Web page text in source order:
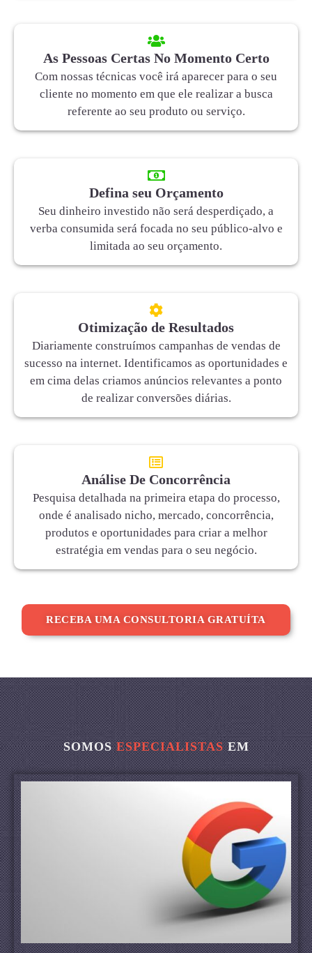
As Pessoas Certas No Momento Certo
Com nossas técnicas você irá aparecer para o seu
cliente no momento em que ele realizar a busca
referente ao seu produto ou serviço.
Defina seu Orçamento
Seu dinheiro investido não será desperdiçado, a
verba consumida será focada no seu público-alvo e
limitada ao seu orçamento.
Otimização de Resultados
Diariamente construímos campanhas de vendas de
sucesso na internet. Identificamos as oportunidades e
em cima delas criamos anúncios relevantes a ponto
de realizar conversões diárias.
Análise De Concorrência
Pesquisa detalhada na primeira etapa do processo,
onde é analisado nicho, mercado, concorrência,
produtos e oportunidades para criar a melhor
estratégia em vendas para o seu negócio.
RECEBA UMA CONSULTORIA GRATUÍTA
SOMOSESPECIALISTASEM